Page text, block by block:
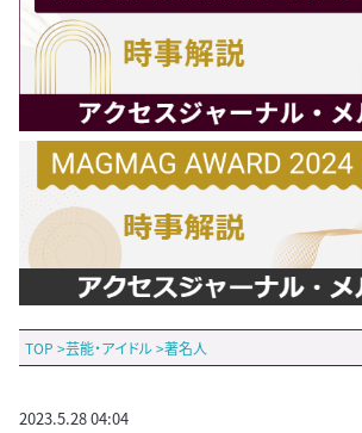
TOP >芸能・アイドル>著名人
2023.5.28 04:04